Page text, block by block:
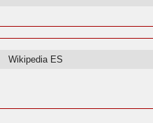
Wikipedia ES